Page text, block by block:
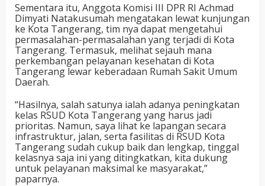
Sementara itu, Anggota Komisi III DPR RI Achmad
Dimyati Natakusumah mengatakan lewat kunjungan
ke Kota Tangerang, tim nya dapat mengetahui
permasalahan-permasalahan yang terjadi di Kota
Tangerang. Termasuk, melihat sejauh mana
perkembangan pelayanan kesehatan di Kota
Tangerang lewar keberadaan Rumah Sakit Umum
Daerah.
“Hasilnya, salah satunya ialah adanya peningkatan
kelas RSUD Kota Tangerang yang harus jadi
prioritas. Namun, saya lihat ke lapangan secara
infrastruktur, jalan, serta fasilitas di RSUD Kota
Tangerang sudah cukup baik dan lengkap, tinggal
kelasnya saja ini yang ditingkatkan, kita dukung
untuk pelayanan maksimal ke masyarakat,”
paparnya.